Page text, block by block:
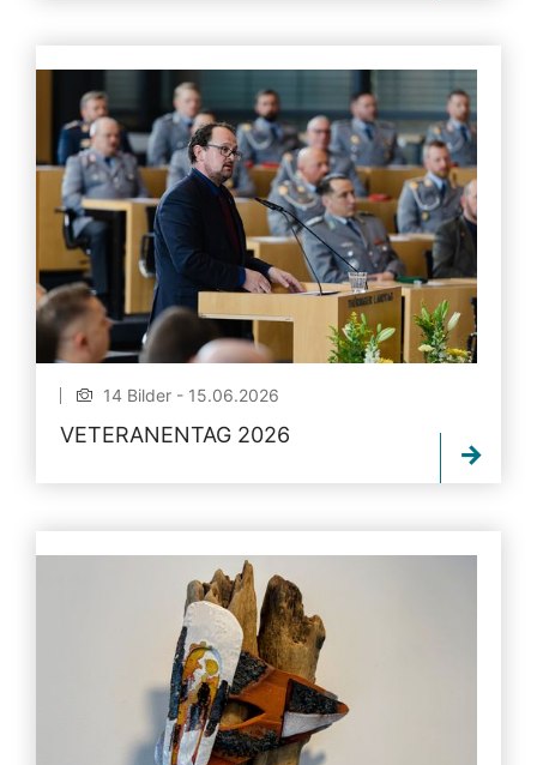
14 Bilder - 15.06.2026
VETERANENTAG 2026